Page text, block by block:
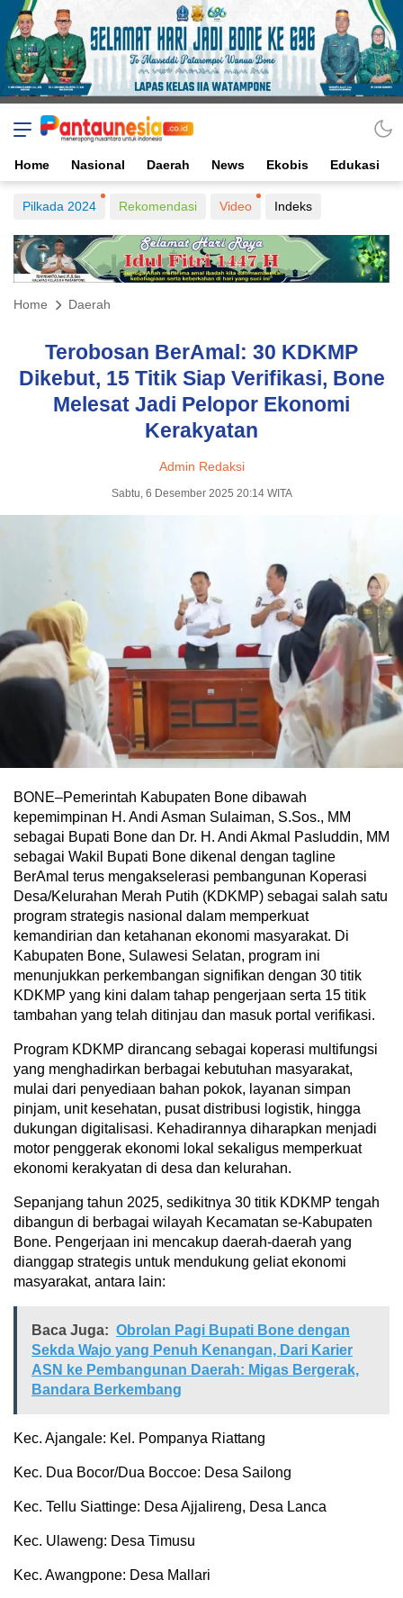
Home Nasional Daerah News Ekobis Edukasi
Pilkada 2024 Rekomendasi Video Indeks
Home Daerah
Terobosan BerAmal: 30 KDKMP
Dikebut, 15 Titik Siap Verifikasi, Bone
Melesat Jadi Pelopor Ekonomi
Kerakyatan
Admin Redaksi
Sabtu, 6 Desember 2025 20:14 WITA
BONE–Pemerintah Kabupaten Bone dibawah
kepemimpinan H. Andi Asman Sulaiman, S.Sos., MM
sebagai Bupati Bone dan Dr. H. Andi Akmal Pasluddin, MM
sebagai Wakil Bupati Bone dikenal dengan tagline
BerAmal terus mengakselerasi pembangunan Koperasi
Desa/Kelurahan Merah Putih (KDKMP) sebagai salah satu
program strategis nasional dalam memperkuat
kemandirian dan ketahanan ekonomi masyarakat. Di
Kabupaten Bone, Sulawesi Selatan, program ini
menunjukkan perkembangan signifikan dengan 30 titik
KDKMP yang kini dalam tahap pengerjaan serta 15 titik
tambahan yang telah ditinjau dan masuk portal verifikasi.
Program KDKMP dirancang sebagai koperasi multifungsi
yang menghadirkan berbagai kebutuhan masyarakat,
mulai dari penyediaan bahan pokok, layanan simpan
pinjam, unit kesehatan, pusat distribusi logistik, hingga
dukungan digitalisasi. Kehadirannya diharapkan menjadi
motor penggerak ekonomi lokal sekaligus memperkuat
ekonomi kerakyatan di desa dan kelurahan.
Sepanjang tahun 2025, sedikitnya 30 titik KDKMP tengah
dibangun di berbagai wilayah Kecamatan se-Kabupaten
Bone. Pengerjaan ini mencakup daerah-daerah yang
dianggap strategis untuk mendukung geliat ekonomi
masyarakat, antara lain:
Baca Juga: Obrolan Pagi Bupati Bone dengan
Sekda Wajo yang Penuh Kenangan, Dari Karier
ASN ke Pembangunan Daerah: Migas Bergerak,
Bandara Berkembang
Kec. Ajangale: Kel. Pompanya Riattang
Kec. Dua Bocor/Dua Boccoe: Desa Sailong
Kec. Tellu Siattinge: Desa Ajjalireng, Desa Lanca
Kec. Ulaweng: Desa Timusu
Kec. Awangpone: Desa Mallari